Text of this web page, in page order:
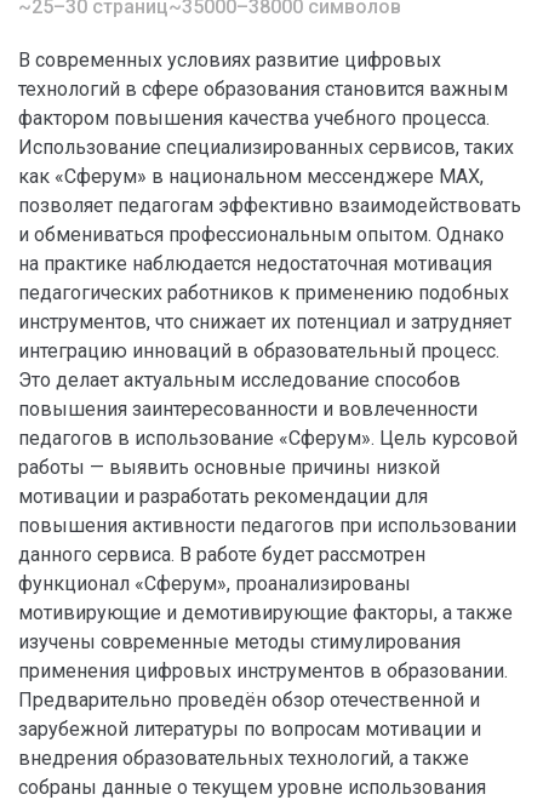
~25–30 страниц~35000–38000 символов
В современных условиях развитие цифровых
технологий в сфере образования становится важным
фактором повышения качества учебного процесса.
Использование специализированных сервисов, таких
как «Сферум» в национальном мессенджере MAX,
позволяет педагогам эффективно взаимодействовать
и обмениваться профессиональным опытом. Однако
на практике наблюдается недостаточная мотивация
педагогических работников к применению подобных
инструментов, что снижает их потенциал и затрудняет
интеграцию инноваций в образовательный процесс.
Это делает актуальным исследование способов
повышения заинтересованности и вовлеченности
педагогов в использование «Сферум». Цель курсовой
работы — выявить основные причины низкой
мотивации и разработать рекомендации для
повышения активности педагогов при использовании
данного сервиса. В работе будет рассмотрен
функционал «Сферум», проанализированы
мотивирующие и демотивирующие факторы, а также
изучены современные методы стимулирования
применения цифровых инструментов в образовании.
Предварительно проведён обзор отечественной и
зарубежной литературы по вопросам мотивации и
внедрения образовательных технологий, а также
собраны данные о текущем уровне использования